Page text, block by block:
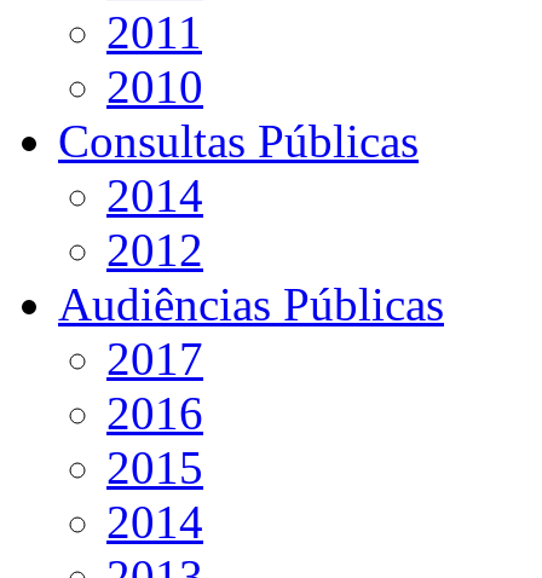
2011
2010
Consultas Públicas
2014
2012
Audiências Públicas
2017
2016
2015
2014